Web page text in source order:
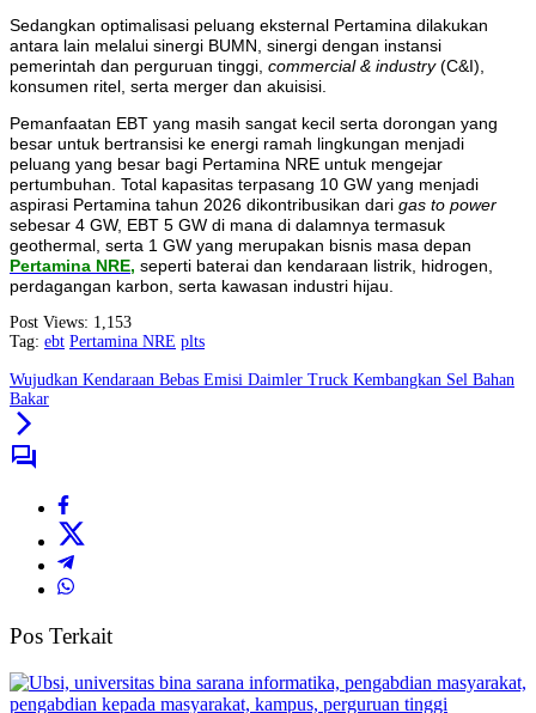
Sedangkan optimalisasi peluang eksternal Pertamina dilakukan
antara lain melalui sinergi BUMN, sinergi dengan instansi
pemerintah dan perguruan tinggi, commercial & industry(C&I),
konsumen ritel, serta merger dan akuisisi.
Pemanfaatan EBT yang masih sangat kecil serta dorongan yang
besar untuk bertransisi ke energi ramah lingkungan menjadi
peluang yang besar bagi Pertamina NRE untuk mengejar
pertumbuhan. Total kapasitas terpasang 10 GW yang menjadi
aspirasi Pertamina tahun 2026 dikontribusikan dari gas to power
sebesar 4 GW, EBT 5 GW di mana di dalamnya termasuk
geothermal, serta 1 GW yang merupakan bisnis masa depan
Pertamina NRE, seperti baterai dan kendaraan listrik, hidrogen,
perdagangan karbon, serta kawasan industri hijau.
Post Views: 1,153
Tag: ebt Pertamina NRE plts
Wujudkan Kendaraan Bebas Emisi Daimler Truck Kembangkan Sel Bahan
Bakar
Pos Terkait